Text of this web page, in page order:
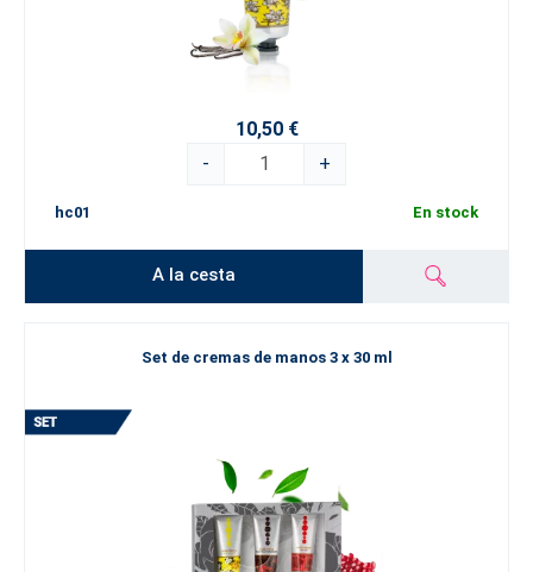
10,50 €
-
+
hc01 En stock
A la cesta
Set de cremas de manos 3 x 30 ml